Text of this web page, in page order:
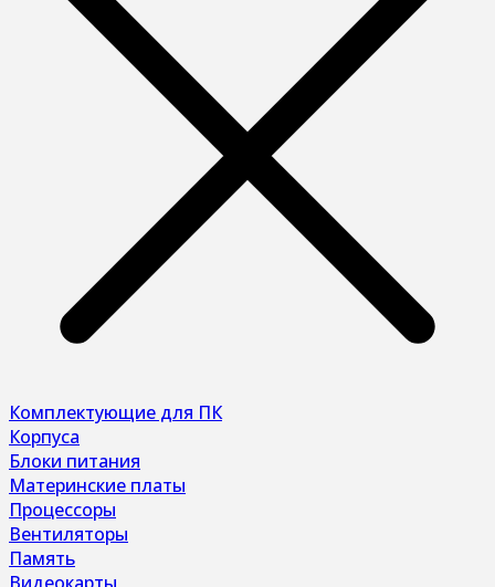
Комплектующие для ПК
Корпуса
Блоки питания
Материнские платы
Процессоры
Вентиляторы
Память